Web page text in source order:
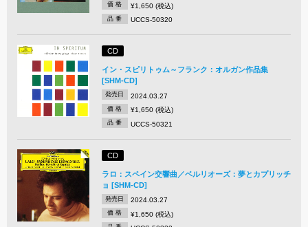
価 格 ¥1,650 (税込)
品 番 UCCS-50320
CD
イン・スピリトゥム～フランク：オルガン作品集
[SHM-CD]
発売日 2024.03.27
価 格 ¥1,650 (税込)
品 番 UCCS-50321
CD
ラロ：スペイン交響曲／ベルリオーズ：夢とカプリッチ
ョ [SHM-CD]
発売日 2024.03.27
価 格 ¥1,650 (税込)